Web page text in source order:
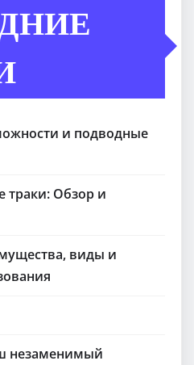
и подводные
траки: Обзор и
виды и
незаменимый